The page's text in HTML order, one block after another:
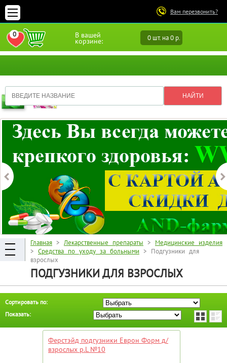
Вам перезвонить?
В вашей
корзине: 0 шт. на 0 р.
0
ПЕРЕЙТИ В ИЗБРАННОЕ
Главная > Лекарственные препараты > Медицинские изделия
> Средства по уходу за больными > Подгузники для
взрослых
ПОДГУЗНИКИ ДЛЯ ВЗРОСЛЫХ
Сортировать по:
Показать:
Ферстэйд подгузники Еврон Форм д/
взрослых р.L №10